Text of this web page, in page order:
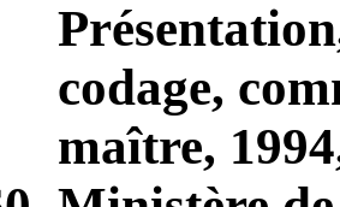
codage,
maître,